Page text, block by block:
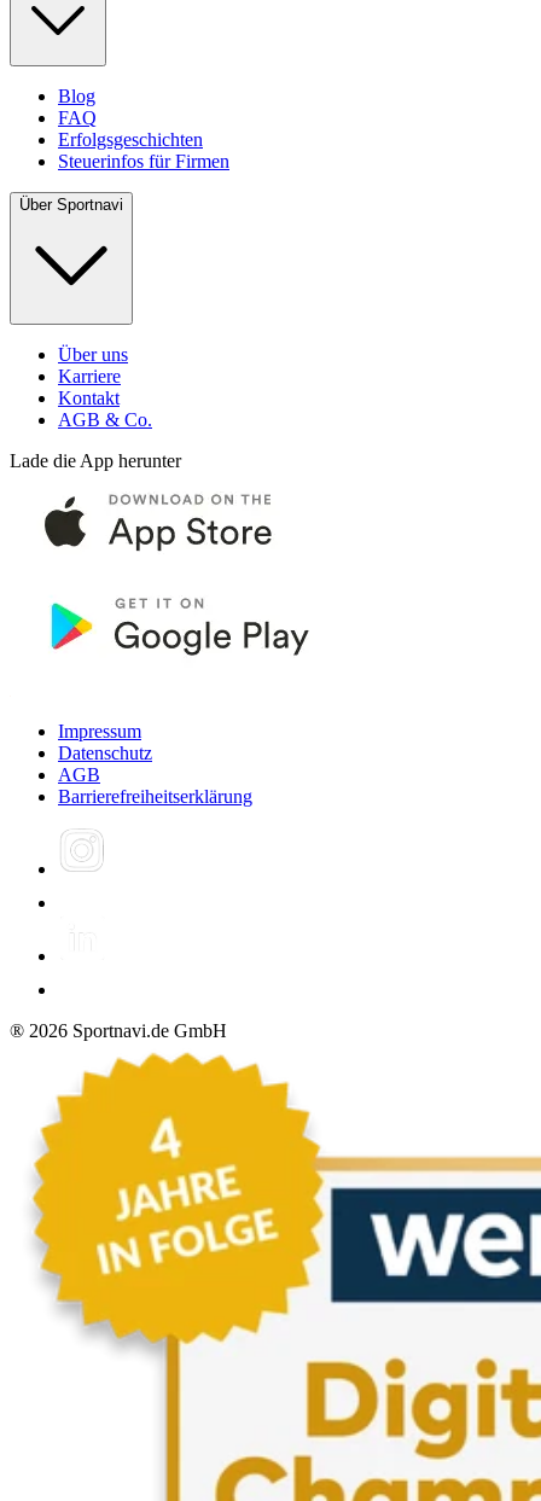
Blog
FAQ
Erfolgsgeschichten
Steuerinfos für Firmen
Über Sportnavi
Über uns
Karriere
Kontakt
AGB & Co.
Lade die App herunter
Impressum
Datenschutz
AGB
Barrierefreiheitserklärung
® 2026 Sportnavi.de GmbH